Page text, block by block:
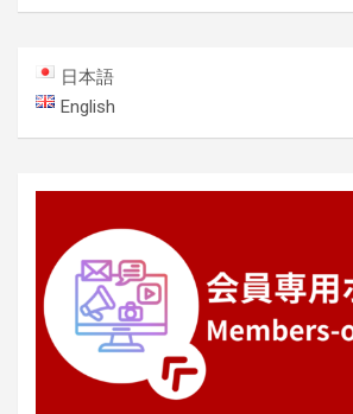
ー
シ
ョ
ン
日本語
English